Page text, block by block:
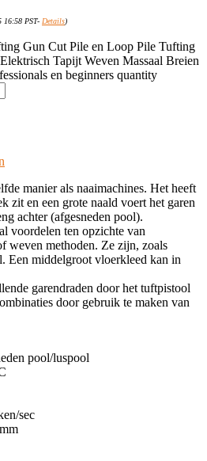
16:58 PST- Details)
Gun Cut Pile en Loop Pile Tufting
Tapijt Weven Massaal Breien
en beginners quantity
manier als naaimachines. Het heeft
zit en een grote naald voert het garen
achter (afgesneden pool).
voordelen ten opzichte van
weven methoden. Ze zijn, zoals
Een middelgroot vloerkleed kan in
garendraden door het tuftpistool
door gebruik te maken van
pool/luspool
sec